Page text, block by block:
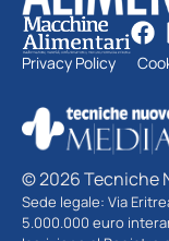
Privacy Policy
© 2026 Tecniche
Sede legale: Via
5.000.000 euro